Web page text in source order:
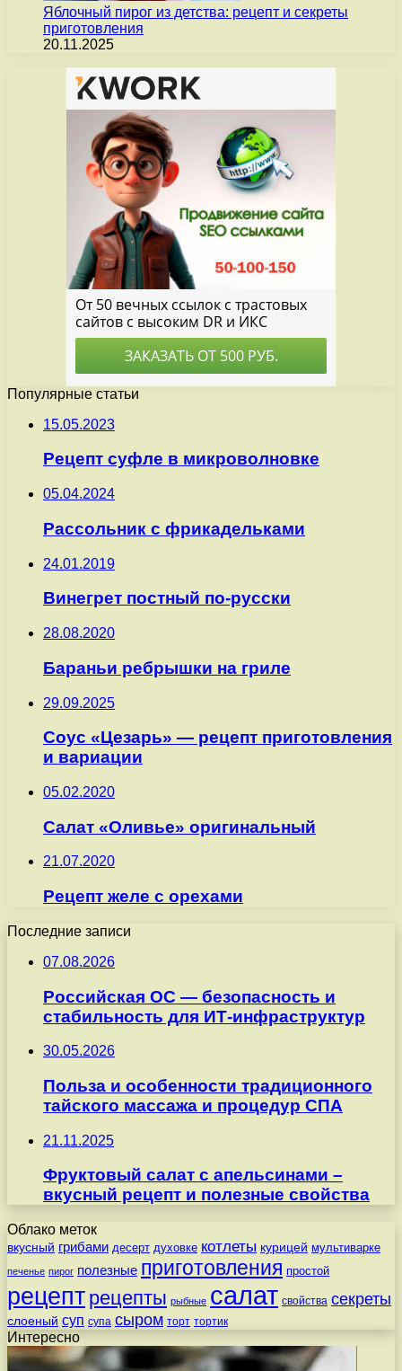
Яблочный пирог из детства: рецепт и секреты
приготовления
20.11.2025
Популярные статьи
15.05.2023
Рецепт суфле в микроволновке
05.04.2024
Рассольник с фрикадельками
24.01.2019
Винегрет постный по-русски
28.08.2020
Бараньи ребрышки на гриле
29.09.2025
Соус «Цезарь» — рецепт приготовления
и вариации
05.02.2020
Салат «Оливье» оригинальный
21.07.2020
Рецепт желе с орехами
Последние записи
07.08.2026
Российская ОС — безопасность и
стабильность для ИТ-инфраструктур
30.05.2026
Польза и особенности традиционного
тайского массажа и процедур СПА
21.11.2025
Фруктовый салат с апельсинами –
вкусный рецепт и полезные свойства
Облако меток
вкусный грибами десерт духовке котлеты курицей мультиварке
печенье пирог полезные приготовления простой
рецепт рецепты рыбные салат свойства секреты
слоеный суп супа сыром торт тортик
Интересно